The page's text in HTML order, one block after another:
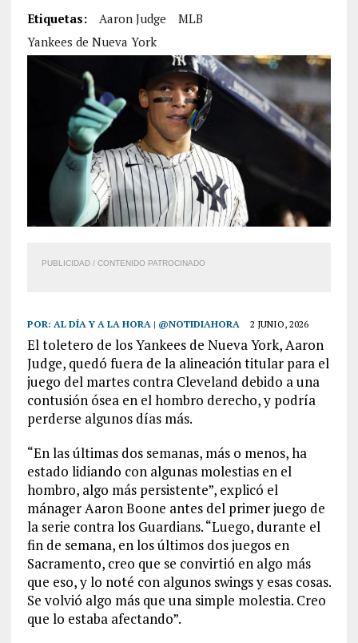
Etiquetas: Aaron Judge
MLB
Yankees de Nueva York
PUBLICIDAD / CONTENIDO PATROCINADO
POR: AL DÍA Y A LA HORA | @NOTIDIAHORA 2 JUNIO, 2026
El toletero de los Yankees de Nueva York, Aaron
Judge, quedó fuera de la alineación titular para el
juego del martes contra Cleveland debido a una
contusión ósea en el hombro derecho, y podría
perderse algunos días más.
“En las últimas dos semanas, más o menos, ha
estado lidiando con algunas molestias en el
hombro, algo más persistente”, explicó el
mánager Aaron Boone antes del primer juego de
la serie contra los Guardians. “Luego, durante el
fin de semana, en los últimos dos juegos en
Sacramento, creo que se convirtió en algo más
que eso, y lo noté con algunos swings y esas cosas.
Se volvió algo más que una simple molestia. Creo
que lo estaba afectando”.